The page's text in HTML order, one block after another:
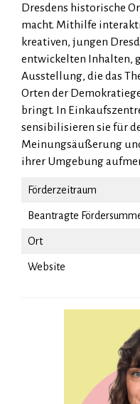
Dresdens historische
macht. Mithilfe
kreativen, jungen
entwickelten Inhalten,
Ausstellung, die das
Orten der
bringt. In
sensibilisieren sie für
Meinungsäußerung
ihrer Umgebung
Förderzeitraum
Beantragte
Ort
Website